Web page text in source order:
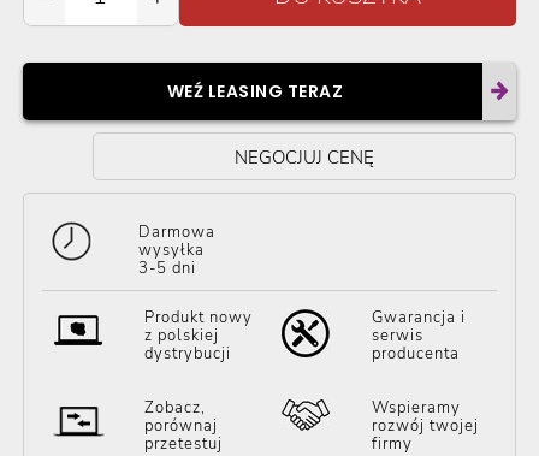
WEŹ LEASING TERAZ
NEGOCJUJ CENĘ
Darmowa
wysyłka
3-5 dni
Produkt nowy
z polskiej
dystrybucji
Gwarancja i
serwis
producenta
Zobacz,
porównaj
przetestuj
Wspieramy
rozwój twojej
firmy